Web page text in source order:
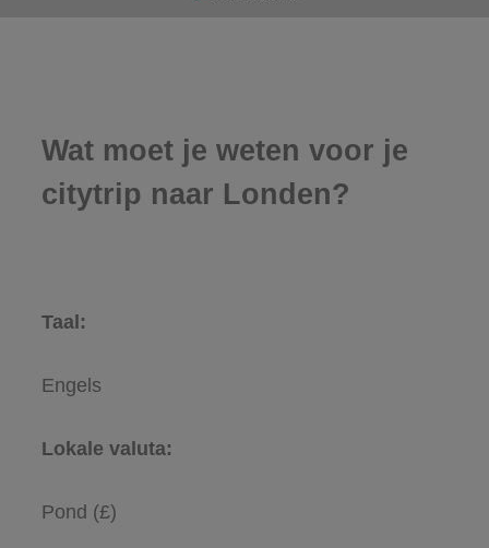
Wat moet je weten voor je
citytrip naar Londen?
Taal:
Engels
Lokale valuta:
Pond (£)